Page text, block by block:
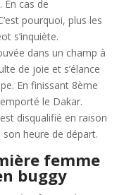
En cas de
pourquoi, plus les
s’inquiète.
dans un champ à
de joie et s’élance
En finissant 8ème
le Dakar.
disqualifié en raison
heure de départ.
femme
buggy